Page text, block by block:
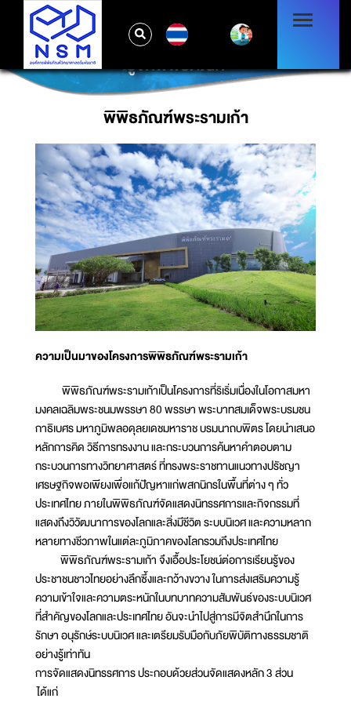
รู้จักพิพิธภัณฑ์
พิพิธภัณฑ์พระรามเก้า
ความเป็นมาของโครงการพิพิธภัณฑ์พระรามเก้า
พิพิธภัณฑ์พระรามเก้าเป็นโครงการที่ริเริ่มเนื่องในโอกาสมหา
มงคลเฉลิมพระชนมพรรษา 80 พรรษา พระบาทสมเด็จพระบรมชน
กาธิเบศร มหาภูมิพลอดุลยเดชมหาราช บรมนาถบพิตร โดยนำเสนอ
หลักการคิด วิธีการทรงงาน และกระบวนการค้นหาคำตอบตาม
กระบวนการทางวิทยาศาสตร์ ที่ทรงพระราชทานแนวทางปรัชญา
เศรษฐกิจพอเพียงเพื่อแก้ปัญหาแก่พสกนิกรในพื้นที่ต่าง ๆ ทั่ว
ประเทศไทย ภายในพิพิธภัณฑ์จัดแสดงนิทรรศการและกิจกรรมที่
แสดงถึงวิวัฒนาการของโลกและสิ่งมีชีวิต ระบบนิเวศ และความหลาก
หลายทางชีวภาพในแต่ละภูมิภาคของโลกรวมถึงประเทศไทย
พิพิธภัณฑ์พระรามเก้า จึงเอื้อประโยชน์ต่อการเรียนรู้ของ
ประชาชนชาวไทยอย่างลึกซึ้งและกว้างขวาง ในการส่งเสริมความรู้
ความเข้าใจและความตระหนักในบทบาทความสัมพันธ์ของระบบนิเวศ
ที่สำคัญของโลกและประเทศไทย อันจะนำไปสู่การมีจิตสำนึกในการ
รักษา อนุรักษ์ระบบนิเวศ และเตรียมรับมือกับภัยพิบัติทางธรรมชาติ
อย่างรู้เท่าทัน
การจัดแสดงนิทรรศการ ประกอบด้วยส่วนจัดแสดงหลัก 3 ส่วน
ได้แก่